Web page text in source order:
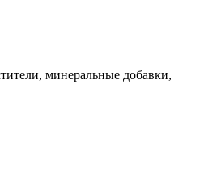
минеральные добавки,